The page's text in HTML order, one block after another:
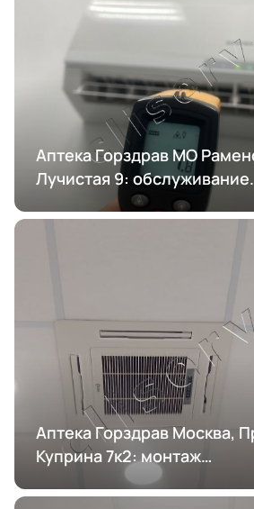
Аптека Горздрав МО
Лучистая 9: обслуживание
кондиционирования
Аптека Горздрав Москва,
Куприна 7к2: монтаж
кондиционирования